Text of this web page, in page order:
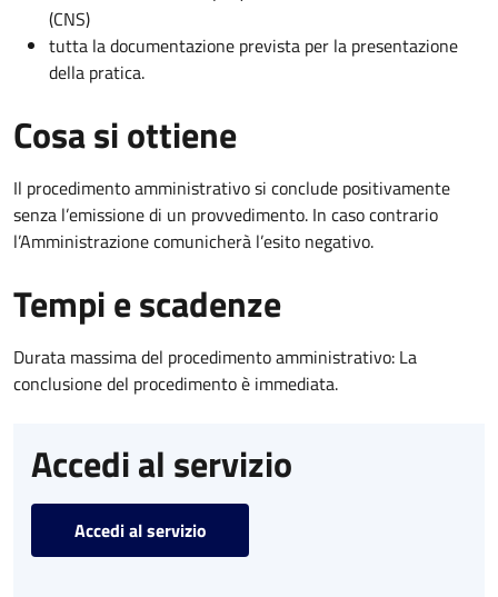
(CNS)
tutta la documentazione prevista per la presentazione
della pratica.
Cosa si ottiene
Il procedimento amministrativo si conclude positivamente
senza l’emissione di un provvedimento. In caso contrario
l’Amministrazione comunicherà l’esito negativo.
Tempi e scadenze
Durata massima del procedimento amministrativo: La
conclusione del procedimento è immediata.
Accedi al servizio
Accedi al servizio